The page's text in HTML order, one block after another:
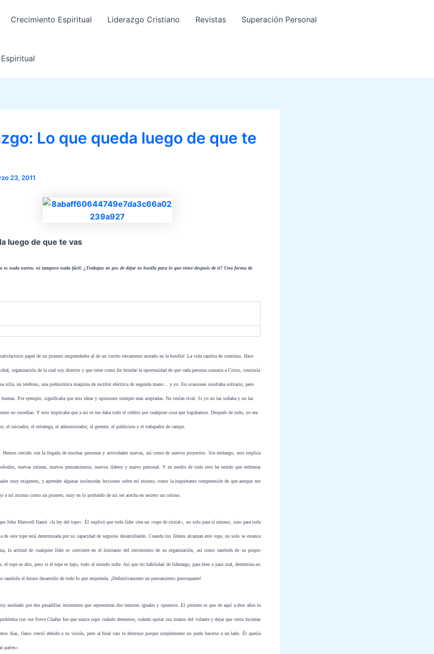
Crecimiento Espiritual Liderazgo Cristiano Revistas Superación Personal
Lo que queda luego de que te
23, 2011
luego de que te vas
es nada nuevo, ni tampoco nada fácil. ¿Trabajas en pos de dejar tu huella para lo que viene después de ti? Una forma de
papel de un pionero emprendedor al de un corcho tercamente atorado en la botella! La vida cambia de continuo. Hace
organización de la cual soy director y que tiene como fin brindar la oportunidad de que cada persona conozca a Cristo, consistía
silla, un teléfono, una prehistórica máquina de escribir eléctrica de segunda mano… y yo. En ocasiones resultaba solitario, pero
buenas. Por ejemplo, significaba que mis ideas y opiniones siempre eran aceptadas. No tenían rival. Si yo no las soñaba y no las
no sucedían. Y esto implicaba que a mí se me daba todo el crédito por cualquier cosa que lográramos. Después de todo, yo era
el iniciador, el estratega, el administrador, el gerente, el publicista y el trabajador de campo.
Hemos crecido con la llegada de muchas personas y actividades nuevas, así como de nuevos proyectos. Sin embargo, esto implica
nuevas rutinas, nuevos pensamientos, nuevos líderes y nuevo personal. Y en medio de todo esto he tenido que enfrentar
muy exigentes, y aprender algunas incómodas lecciones sobre mí mismo, como la inquietante comprensión de que aunque me
a mí mismo como un pionero, muy en lo profundo de mi ser acecha en secreto un colono.
John Maxwell llamó «la ley del tope». Él explicó que todo líder crea un «tope de cristal», no solo para sí mismo, sino para toda
de este tope está determinada por su capacidad de seguirse desarrollando. Cuando los líderes alcanzan este tope, no solo se estanca
la actitud de cualquier líder se convierte en el limitante del crecimiento de su organización, así como también de su propio
el tope es alto, pero si el tope es bajo, todo el mundo sufre. Así que mi habilidad de liderazgo, para bien o para mal, determina no
también el futuro desarrollo de todo lo que emprenda. ¡Definitivamente un pensamiento preocupante!
asediado por dos pesadillas recurrentes que representan dos temores iguales y opuestos. El primero es que de aquí a diez años la
con ese Steve Chalke fue que nunca supo cuándo detenerse, cuándo quitar sus manos del volante y dejar que otros hicieran
días, Oasis creció debido a su visión, pero al final casi la destruye porque simplemente no pudo hacerse a un lado. Él quería
partes».